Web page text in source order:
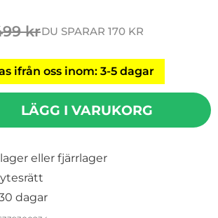
pris
krDU SPARAR 170 KR
ifrån oss inom: 3-5 dagar
LÄGG I VARUKORG
eller fjärrlager
dagar